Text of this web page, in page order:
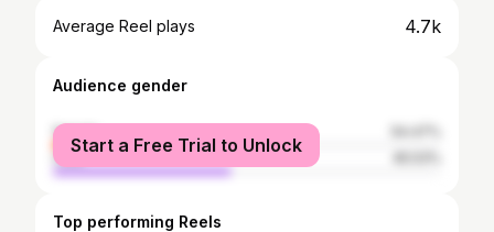
Average Reel plays 4.7k
Audience gender
female
male
Start a Free Trial to Unlock
Top performing Reels